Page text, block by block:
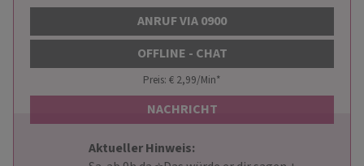
ANRUF VIA 0900
OFFLINE - CHAT
Preis: € 2,99/Min*
NACHRICHT
Aktueller Hinweis: